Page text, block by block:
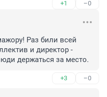
+1 –0
Раз били всей
и директор -
держаться за место.
+3 –0